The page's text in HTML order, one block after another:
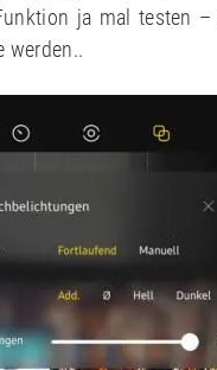
ja mal testen
werden..